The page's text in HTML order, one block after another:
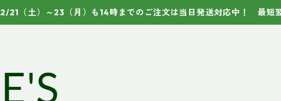
2/21（土）～23（月）も14時までのご注文は当日発送対応中！ 最短